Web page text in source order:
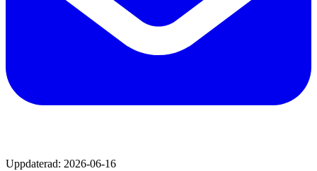
Uppdaterad: 2026-06-16